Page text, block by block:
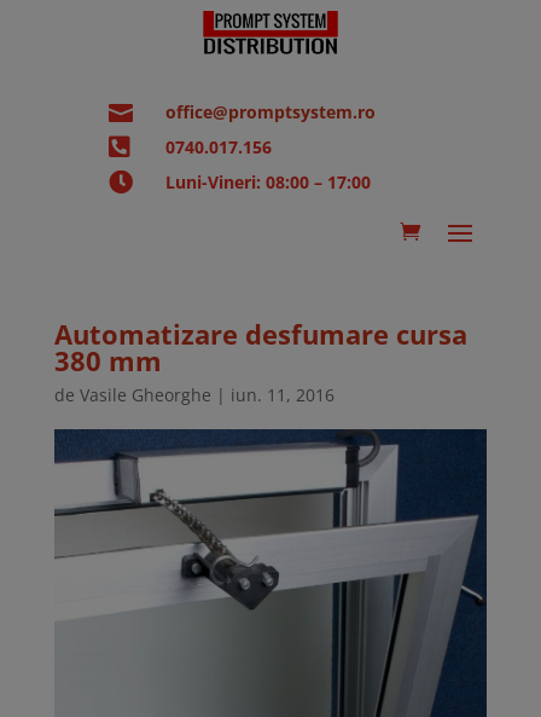
 office@promptsystem.ro
 0740.017.156
 Luni-Vineri: 08:00 – 17:00
Automatizare desfumare cursa
380 mm
de Vasile Gheorghe | iun. 11, 2016